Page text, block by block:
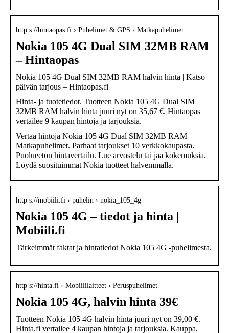
http s://hintaopas.fi › Puhelimet & GPS › Matkapuhelimet
Nokia 105 4G Dual SIM 32MB RAM
– Hintaopas
Nokia 105 4G Dual SIM 32MB RAM halvin hinta | Katso
päivän tarjous – Hintaopas.fi
Hinta- ja tuotetiedot. Tuotteen Nokia 105 4G Dual SIM
32MB RAM halvin hinta juuri nyt on 35,67 €. Hintaopas
vertailee 9 kaupan hintoja ja tarjouksia.
Vertaa hintoja Nokia 105 4G Dual SIM 32MB RAM
Matkapuhelimet. Parhaat tarjoukset 10 verkkokaupasta.
Puolueeton hintavertailu. Lue arvostelu tai jaa kokemuksia.
Löydä suosituimmat Nokia tuotteet halvemmalla.
http s://mobiili.fi › puhelin › nokia_105_4g
Nokia 105 4G – tiedot ja hinta |
Mobiili.fi
Tärkeimmät faktat ja hintatiedot Nokia 105 4G -puhelimesta.
http s://hinta.fi › Mobiililaitteet › Peruspuhelimet
Nokia 105 4G, halvin hinta 39€
Tuotteen Nokia 105 4G halvin hinta juuri nyt on 39,00 €.
Hinta.fi vertailee 4 kaupan hintoja ja tarjouksia. Kauppa,